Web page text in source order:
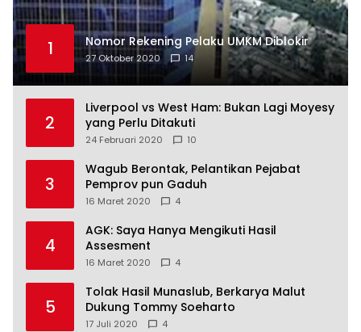
1 Nomor Rekening Pelaku UMKM Diblokir
27 Oktober 2020 14
2
Liverpool vs West Ham: Bukan Lagi Moyesy
yang Perlu Ditakuti
24 Februari 2020 10
3
Wagub Berontak, Pelantikan Pejabat
Pemprov pun Gaduh
16 Maret 2020 4
4
AGK: Saya Hanya Mengikuti Hasil
Assesment
16 Maret 2020 4
5
Tolak Hasil Munaslub, Berkarya Malut
Dukung Tommy Soeharto
17 Juli 2020 4